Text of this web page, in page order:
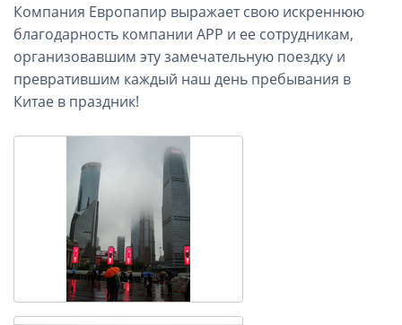
Компания Европапир выражает свою искреннюю
благодарность компании АРР и ее сотрудникам,
организовавшим эту замечательную поездку и
превратившим каждый наш день пребывания в
Китае в праздник!